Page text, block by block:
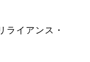
ライアンス・